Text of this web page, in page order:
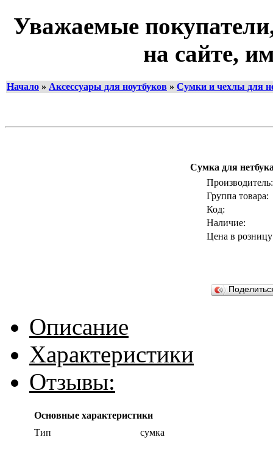
Уважаемые
на сайте,
Начало » Аксессуары для ноутбуков » Сумки и чехлы для
Сумка для
Производитель:
Группа товара:
Код:
Наличие:
Цена в
Описание
Характеристики
Отзывы:
Основные характеристики
Тип
сумка